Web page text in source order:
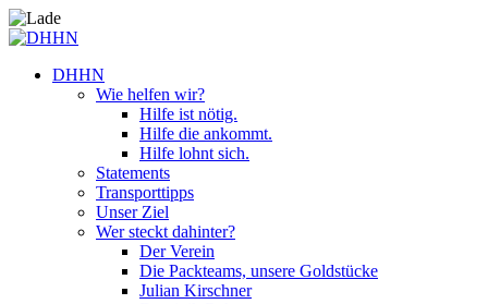
DHHN
Wie helfen wir?
Hilfe ist nötig.
Hilfe die ankommt.
Hilfe lohnt sich.
Statements
Transporttipps
Unser Ziel
Wer steckt dahinter?
Der Verein
Die Packteams, unsere Goldstücke
Julian Kirschner